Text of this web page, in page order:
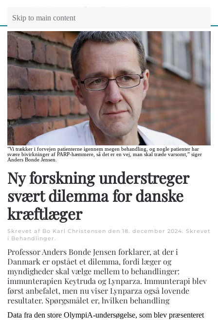
Skip to main content
"Vi trækker i forvejen patienterne igennem megen behandling, og nogle patienter har
svære bivirkninger af PARP-hæmmere, så det er en vej, man skal træde varsomt,” siger
Anders Bonde Jensen.
Ny forskning understreger
svært dilemma for danske
kræftlæger
Skrevet af Bo Karl Christensen den 18. december 2024. Skrevet
i Behandlinger.
Professor Anders Bonde Jensen forklarer, at der i
Danmark er opstået et dilemma, fordi læger og
myndigheder skal vælge mellem to behandlinger:
immunterapien Keytruda og Lynparza. Immunterapi blev
først anbefalet, men nu viser Lynparza også lovende
resultater. Spørgsmålet er, hvilken behandling
Data fra den store OlympiA-undersøgelse, som blev præsenteret